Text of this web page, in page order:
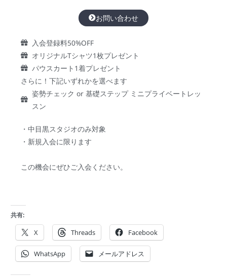
お問い合わせ
入会登録料50%OFF
オリジナルTシャツ1枚プレゼント
パウスカート1着プレゼント
さらに！下記いずれかを選べます
姿勢チェック or 基礎ステップ ミニプライベートレッ
スン
・中目黒スタジオのみ対象
・新規入会に限ります
この機会にぜひご入会ください。
共有:
X Threads Facebook
WhatsApp メールアドレス